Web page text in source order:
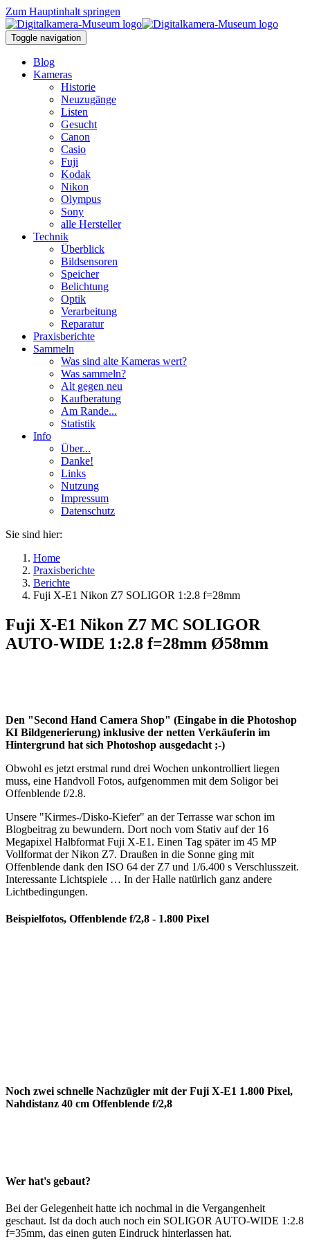
Zum Hauptinhalt springen
Toggle navigation
Blog
Kameras
Historie
Neuzugänge
Listen
Gesucht
Canon
Casio
Fuji
Kodak
Nikon
Olympus
Sony
alle Hersteller
Technik
Überblick
Bildsensoren
Speicher
Belichtung
Optik
Verarbeitung
Reparatur
Praxisberichte
Sammeln
Was sind alte Kameras wert?
Was sammeln?
Alt gegen neu
Kaufberatung
Am Rande...
Statistik
Info
Über...
Danke!
Links
Nutzung
Impressum
Datenschutz
Sie sind hier:
Home
Praxisberichte
Berichte
Fuji X-E1 Nikon Z7 SOLIGOR 1:2.8 f=28mm
Fuji X-E1 Nikon Z7 MC SOLIGOR
AUTO-WIDE 1:2.8 f=28mm Ø58mm
Den "Second Hand Camera Shop" (Eingabe in die Photoshop
KI Bildgenerierung) inklusive der netten Verkäuferin im
Hintergrund hat sich Photoshop ausgedacht ;-)
Obwohl es jetzt erstmal rund drei Wochen unkontrolliert liegen
muss, eine Handvoll Fotos, aufgenommen mit dem Soligor bei
Offenblende f/2.8.
Unsere "Kirmes-/Disko-Kiefer" an der Terrasse war schon im
Blogbeitrag zu bewundern. Dort noch vom Stativ auf der 16
Megapixel Halbformat Fuji X-E1. Einen Tag später im 45 MP
Vollformat der Nikon Z7. Draußen in die Sonne ging mit
Offenblende dank den ISO 64 der Z7 und 1/6.400 s Verschlusszeit.
Interessante Lichtspiele … In der Halle natürlich ganz andere
Lichtbedingungen.
Beispielfotos, Offenblende f/2,8 - 1.800 Pixel
Noch zwei schnelle Nachzügler mit der Fuji X-E1 1.800 Pixel,
Nahdistanz 40 cm Offenblende f/2,8
Wer hat's gebaut?
Bei der Gelegenheit hatte ich nochmal in die Vergangenheit
geschaut. Ist da doch auch noch ein SOLIGOR AUTO-WIDE 1:2.8
f=35mm, das einen guten Eindruck hinterlassen hat.